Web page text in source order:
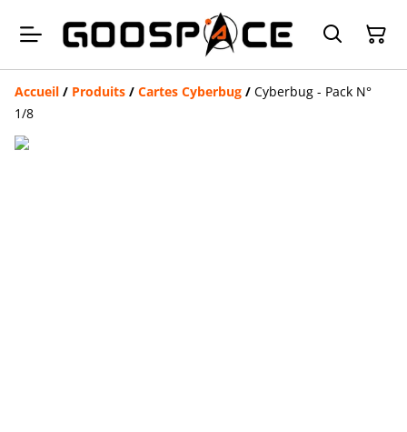
Accueil / Produits / Cartes Cyberbug / Cyberbug - Pack N°
1/8